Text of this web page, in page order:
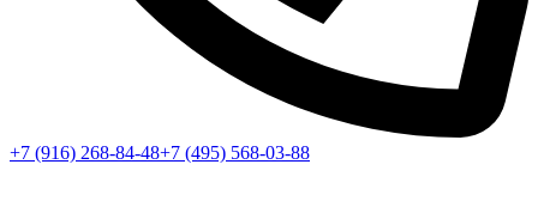
+7 (916) 268-84-48+7 (495) 568-03-88